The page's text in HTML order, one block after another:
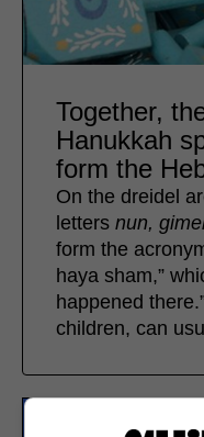
Together,
Hanukkah
form the
On the dreidel
letters nun,
form the
haya sham,”
happened
children, can